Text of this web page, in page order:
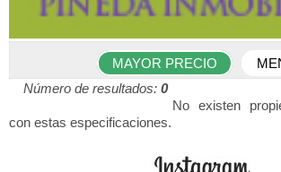
MAYOR PRECIO
Número de resultados: 0
No existen
con estas especificaciones.